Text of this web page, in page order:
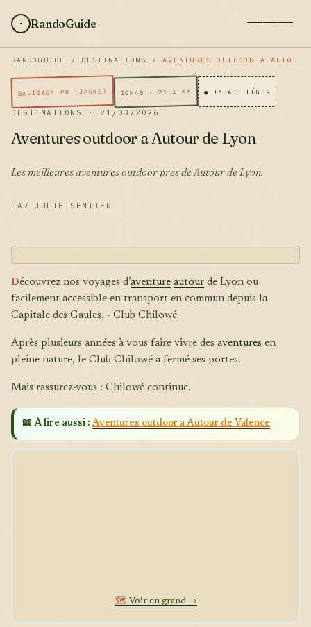
RandoGuide
RANDOGUIDE / DESTINATIONS /AVENTURES OUTDOOR A AUTOUR DE LYON
BALISAGE PR (JAUNE) 10H45 · 21.1 KM ● IMPACT LÉGER
DESTINATIONS · 21/03/2026
Aventures outdoor a Autour de Lyon
Les meilleures aventures outdoor pres de Autour de Lyon.
PAR JULIE SENTIER
Découvrez nos voyages d’aventure autour de Lyon ou
facilement accessible en transport en commun depuis la
Capitale des Gaules. - Club Chilowé
Après plusieurs années à vous faire vivre des aventures en
pleine nature, le Club Chilowé a fermé ses portes.
Mais rassurez-vous : Chilowé continue.
📖 À lire aussi : Aventures outdoor a Autour de Valence
🗺️ Voir en grand →